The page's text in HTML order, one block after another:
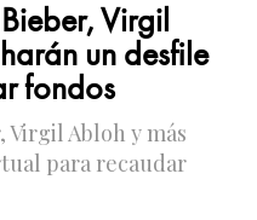
Virgil
un desfile
fondos
Virgil Abloh y más
para recaudar